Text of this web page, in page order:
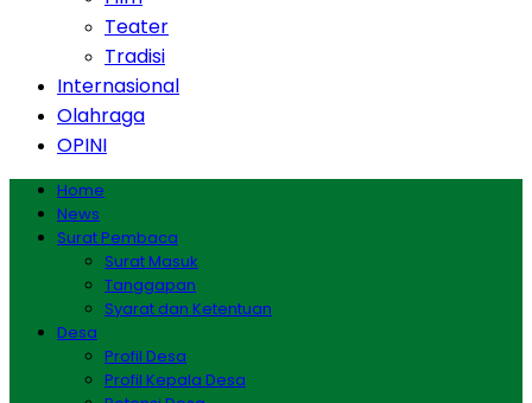
Teater
Tradisi
Internasional
Olahraga
OPINI
Home
News
Surat Pembaca
Surat Masuk
Tanggapan
Syarat dan Ketentuan
Desa
Profil Desa
Profil Kepala Desa